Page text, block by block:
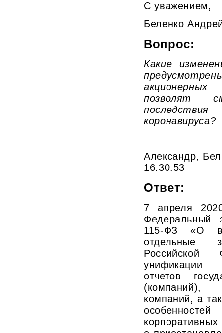
С уважением,
Беленко
Вопрос:
Какие
позволят
коронавируса?
Александр,
16:30:53
Ответ:
7 апреля
Федеральный
115-ФЗ «О
отдельные
унификации
отчетов
(компаний),
компаний, а